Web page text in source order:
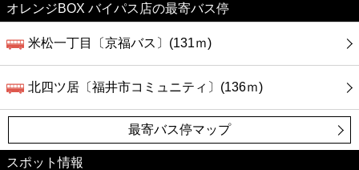
オレンジBOX バイパス店の最寄バス停
米松一丁目〔京福バス〕(131ｍ)
北四ツ居〔福井市コミュニティ〕(136ｍ)
最寄バス停マップ
スポット情報